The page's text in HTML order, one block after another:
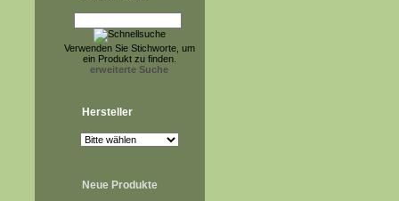
Verwenden Sie Stichworte, um
ein Produkt zu finden.
erweiterte Suche
Hersteller
Neue Produkte